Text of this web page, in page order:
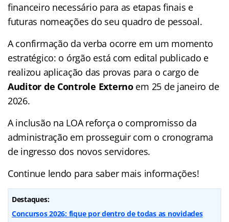
financeiro necessário para as etapas finais e
futuras nomeações do seu quadro de pessoal.
A confirmação da verba ocorre em um momento
estratégico: o órgão está com edital publicado e
realizou aplicação das provas para o cargo de
Auditor de Controle Externoem 25 de janeiro de
2026.
A inclusão na LOA reforça o compromisso da
administração em prosseguir com o cronograma
de ingresso dos novos servidores.
Continue lendo para saber mais informações!
Destaques:
Concursos 2026: fique por dentro de todas as novidades